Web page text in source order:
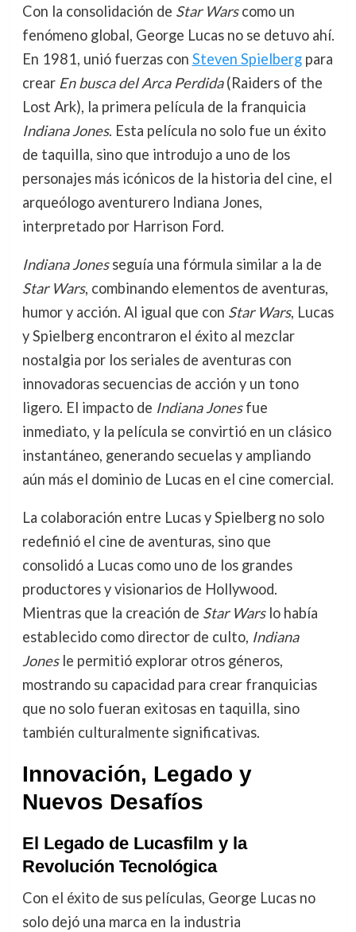
Con la consolidación de Star Warscomo un
fenómeno global, George Lucas no se detuvo ahí.
En 1981, unió fuerzas con Steven Spielbergpara
crear En busca del Arca Perdida(Raiders of the
Lost Ark), la primera película de la franquicia
Indiana Jones. Esta película no solo fue un éxito
de taquilla, sino que introdujo a uno de los
personajes más icónicos de la historia del cine, el
arqueólogo aventurero Indiana Jones,
interpretado por Harrison Ford.
Indiana Jonesseguía una fórmula similar a la de
Star Wars, combinando elementos de aventuras,
humor y acción. Al igual que con Star Wars, Lucas
y Spielberg encontraron el éxito al mezclar
nostalgia por los seriales de aventuras con
innovadoras secuencias de acción y un tono
ligero. El impacto de Indiana Jonesfue
inmediato, y la película se convirtió en un clásico
instantáneo, generando secuelas y ampliando
aún más el dominio de Lucas en el cine comercial.
La colaboración entre Lucas y Spielberg no solo
redefinió el cine de aventuras, sino que
consolidó a Lucas como uno de los grandes
productores y visionarios de Hollywood.
Mientras que la creación de Star Warslo había
establecido como director de culto, Indiana
Jonesle permitió explorar otros géneros,
mostrando su capacidad para crear franquicias
que no solo fueran exitosas en taquilla, sino
también culturalmente significativas.
Innovación, Legado y
Nuevos Desafíos
El Legado de Lucasfilm y la
Revolución Tecnológica
Con el éxito de sus películas, George Lucas no
solo dejó una marca en la industria